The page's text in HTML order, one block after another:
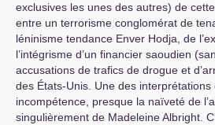
exclusives les unes des autres) de
entre un terrorisme conglomérat de
léninisme tendance Enver Hodja, de
l’intégrisme d’un financier saoudien
accusations de trafics de drogue et
des États-Unis. Une des
incompétence, presque la naïveté de
singulièrement de Madeleine Albright.